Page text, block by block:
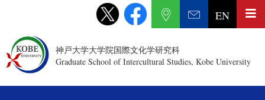
神戸大学大学院国際文化学研究科
Graduate School of Intercultural Studies, Kobe University
EN